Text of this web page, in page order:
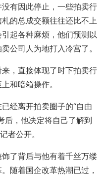
有因此停止，一些拍卖行
的总成交额往往还比不上
起各种麻烦，他们预测以
公司人为地打入冷宫了。
，直接体现了时下拍卖行
和暗箱操作。
经离开拍卖圈子的“自由
后，他决定将自己了解到
者公开。
了背后与他有着千丝万缕
随着国企改革热潮已过，